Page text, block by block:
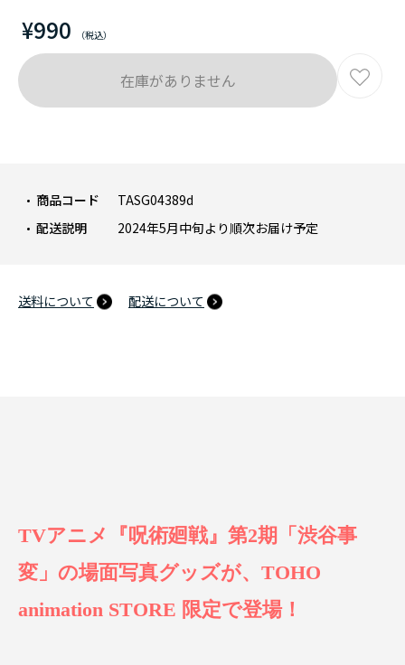
¥990
商品コード
TASG04389d
配送説明
2024年5月中旬より順次お届け予定
送料について 配送について
在庫がありません
TVアニメ『呪術廻戦』第2期「渋谷事
変」の場面写真グッズが、TOHO
animation STORE 限定で登場！